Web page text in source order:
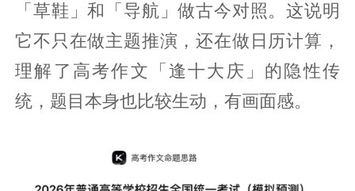
「草鞋」和「导航」做古今对照。这说明
它不只在做主题推演，还在做日历计算，
理解了高考作文「逢十大庆」的隐性传
统，题目本身也比较生动，有画面感。